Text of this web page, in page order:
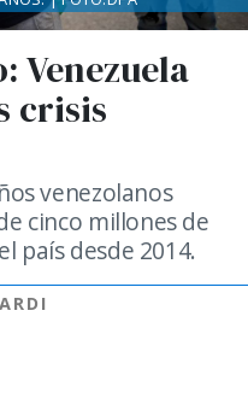
Venezuela
crisis
venezolanos
cinco millones de
país desde 2014.